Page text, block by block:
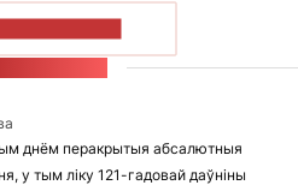
днём перакрытыя абсалютныя
у тым ліку 121-гадовай даўніны